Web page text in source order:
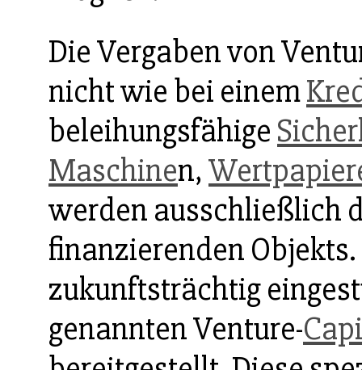
Die Vergaben von
nicht wie bei einem
beleihungsfähige
Maschinen,
werden ausschließlich
finanzierenden
zukunftsträchtig
genannten Venture-